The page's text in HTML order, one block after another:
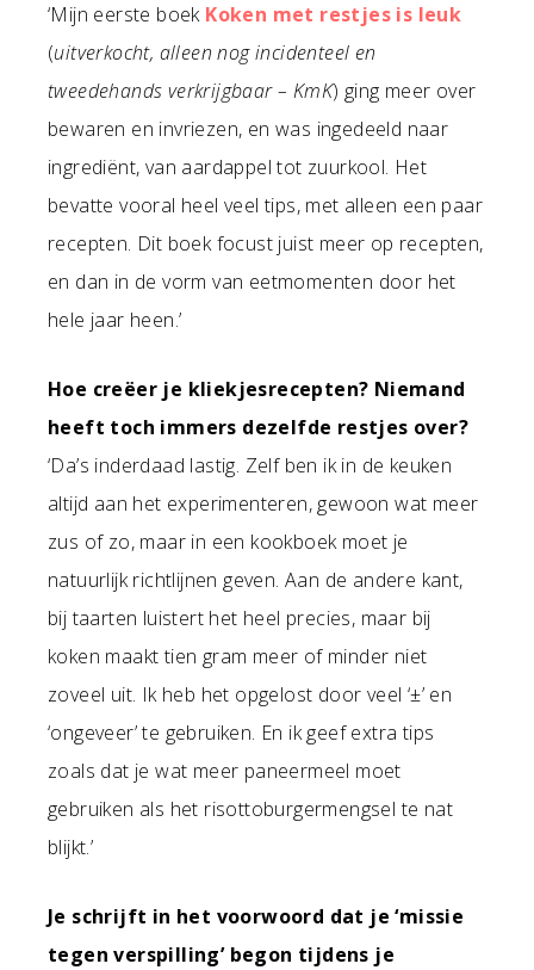
‘Mijn eerste boek Koken met restjes is leuk
(uitverkocht, alleen nog incidenteel en
tweedehands verkrijgbaar – KmK) ging meer over
bewaren en invriezen, en was ingedeeld naar
ingrediënt, van aardappel tot zuurkool. Het
bevatte vooral heel veel tips, met alleen een paar
recepten. Dit boek focust juist meer op recepten,
en dan in de vorm van eetmomenten door het
hele jaar heen.’
Hoe creëer je kliekjesrecepten? Niemand
heeft toch immers dezelfde restjes over?
‘Da’s inderdaad lastig. Zelf ben ik in de keuken
altijd aan het experimenteren, gewoon wat meer
zus of zo, maar in een kookboek moet je
natuurlijk richtlijnen geven. Aan de andere kant,
bij taarten luistert het heel precies, maar bij
koken maakt tien gram meer of minder niet
zoveel uit. Ik heb het opgelost door veel ‘±’ en
‘ongeveer’ te gebruiken. En ik geef extra tips
zoals dat je wat meer paneermeel moet
gebruiken als het risottoburgermengsel te nat
blijkt.’
Je schrijft in het voorwoord dat je ‘missie
tegen verspilling’ begon tijdens je